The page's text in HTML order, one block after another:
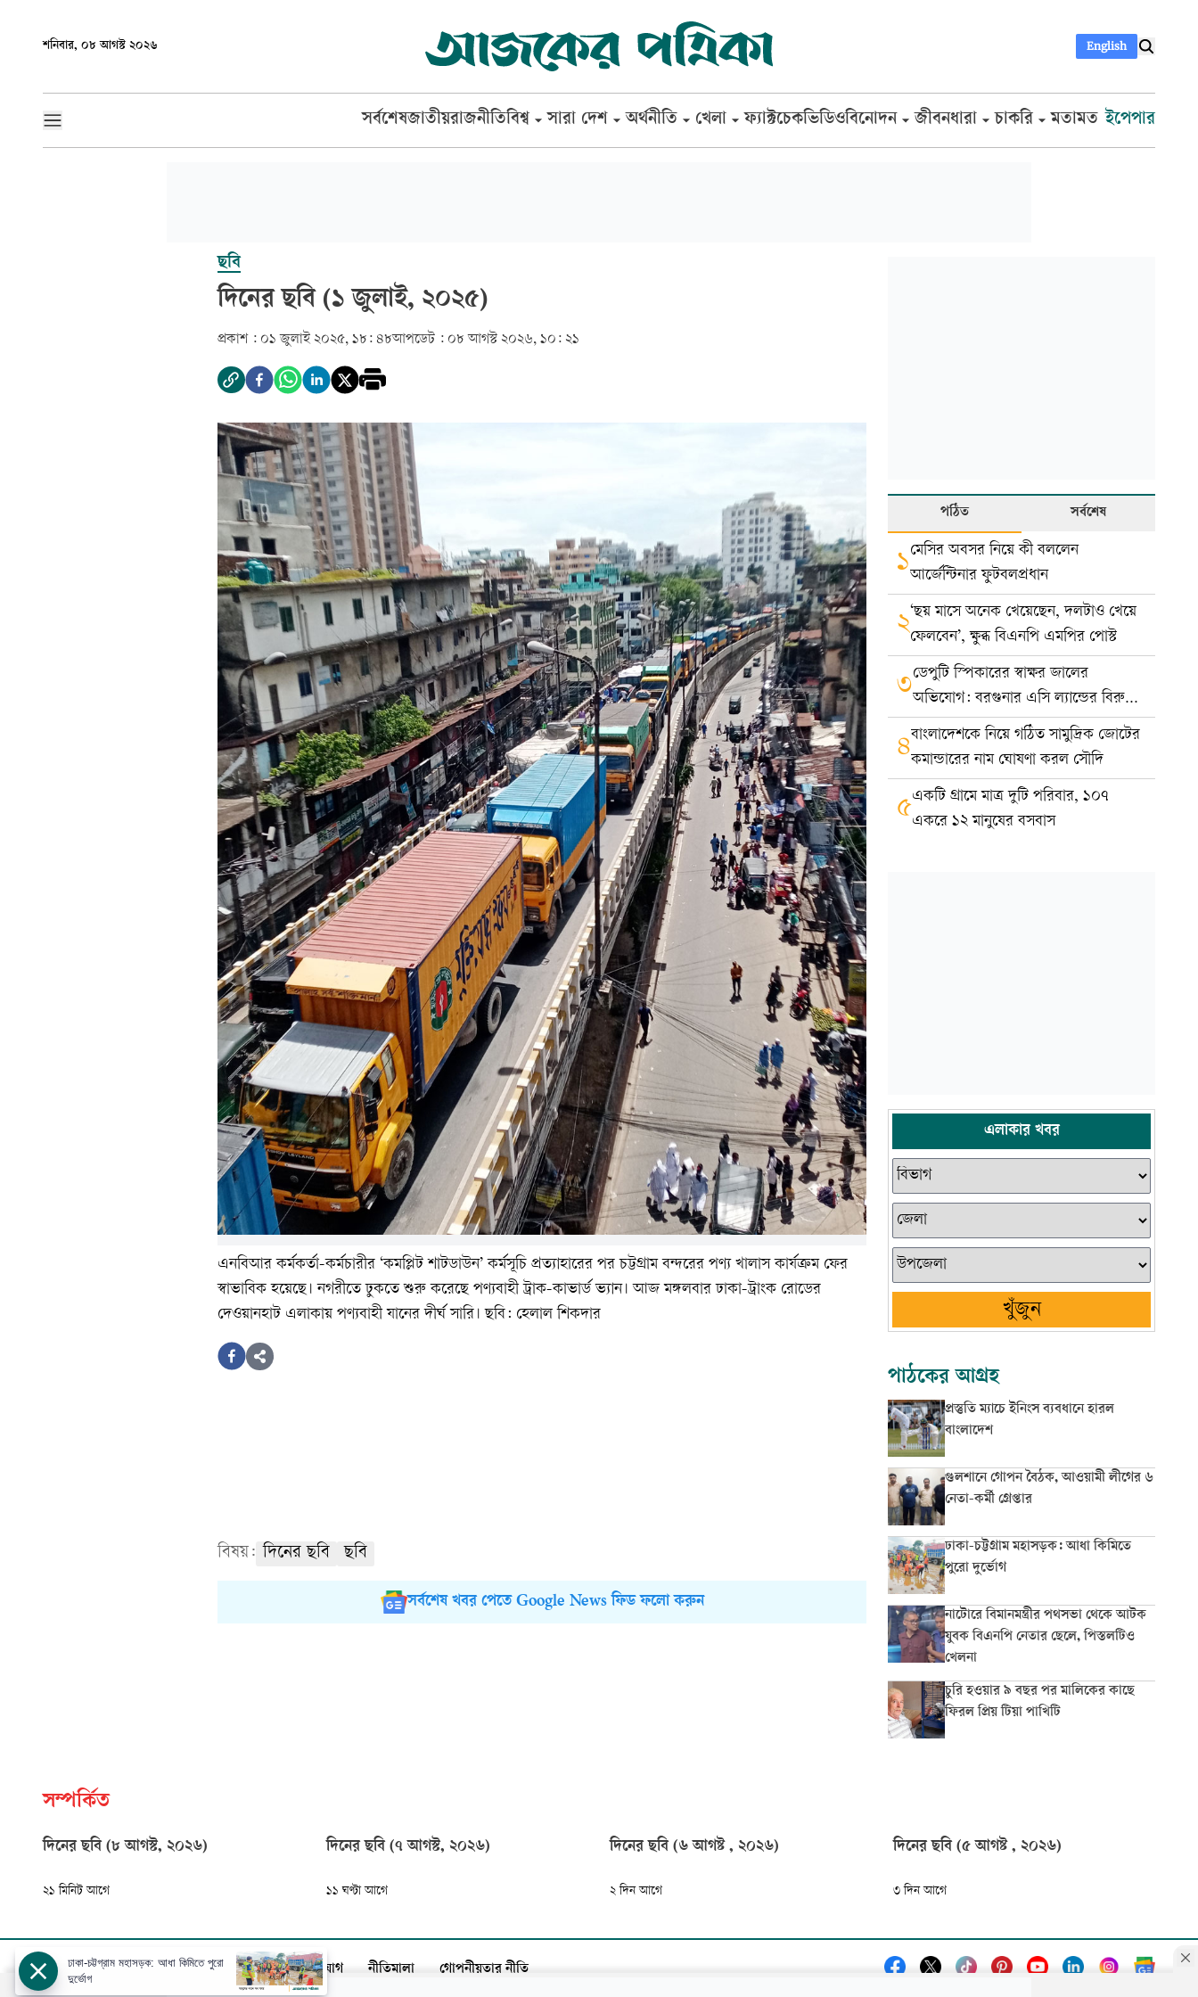
শনিবার, ০৮ আগস্ট ২০২৬ English
সর্বশেষজাতীয়রাজনীতিবিশ্ব সারা দেশ অর্থনীতি খেলা ফ্যাক্টচেকভিডিওবিনোদন জীবনধারা চাকরি মতামত ইপেপার
ছবি
দিনের ছবি (১ জুলাই, ২০২৫)
প্রকাশ : ০১ জুলাই ২০২৫, ১৮: ৪৮আপডেট : ০৮ আগস্ট ২০২৬, ১০: ২১
এনবিআর কর্মকর্তা-কর্মচারীর ‘কমপ্লিট শাটডাউন’ কর্মসূচি প্রত্যাহারের পর চট্টগ্রাম বন্দরের পণ্য খালাস কার্যক্রম ফের
স্বাভাবিক হয়েছে। নগরীতে ঢুকতে শুরু করেছে পণ্যবাহী ট্রাক-কাভার্ড ভ্যান। আজ মঙ্গলবার ঢাকা-ট্রাংক রোডের
দেওয়ানহাট এলাকায় পণ্যবাহী যানের দীর্ঘ সারি। ছবি: হেলাল শিকদার
বিষয়: দিনের ছবি ছবি
সর্বশেষ খবর পেতে Google News ফিড ফলো করুন
পঠিত সর্বশেষ
১মেসির অবসর নিয়ে কী বললেন
আর্জেন্টিনার ফুটবলপ্রধান
২‘ছয় মাসে অনেক খেয়েছেন, দলটাও খেয়ে
ফেলবেন’, ক্ষুব্ধ বিএনপি এমপির পোস্ট
৩ডেপুটি স্পিকারের স্বাক্ষর জালের
অভিযোগ: বরগুনার এসি ল্যান্ডের বিরুদ্ধে
মামলা
৪বাংলাদেশকে নিয়ে গঠিত সামুদ্রিক জোটের
কমান্ডারের নাম ঘোষণা করল সৌদি
৫একটি গ্রামে মাত্র দুটি পরিবার, ১০৭
একরে ১২ মানুষের বসবাস
এলাকার খবর
খুঁজুন
পাঠকের আগ্রহ
প্রস্তুতি ম্যাচে ইনিংস ব্যবধানে হারল
বাংলাদেশ
গুলশানে গোপন বৈঠক, আওয়ামী লীগের ৬
নেতা-কর্মী গ্রেপ্তার
ঢাকা-চট্টগ্রাম মহাসড়ক: আধা কিমিতে
পুরো দুর্ভোগ
নাটোরে বিমানমন্ত্রীর পথসভা থেকে আটক
যুবক বিএনপি নেতার ছেলে, পিস্তলটিও
খেলনা
চুরি হওয়ার ৯ বছর পর মালিকের কাছে
ফিরল প্রিয় টিয়া পাখিটি
সম্পর্কিত
দিনের ছবি (৮ আগস্ট, ২০২৬)
২১ মিনিট আগে
দিনের ছবি (৭ আগস্ট, ২০২৬)
১১ ঘণ্টা আগে
দিনের ছবি (৬ আগষ্ট , ২০২৬)
২ দিন আগে
দিনের ছবি (৫ আগষ্ট , ২০২৬)
৩ দিন আগে
আজকের পত্রিকা বিজ্ঞাপন সার্কুলেশন যোগাযোগ নীতিমালা গোপনীয়তার নীতি
ঢাকা-চট্টগ্রাম মহাসড়ক: আধা কিমিতে পুরো
দুর্ভোগ